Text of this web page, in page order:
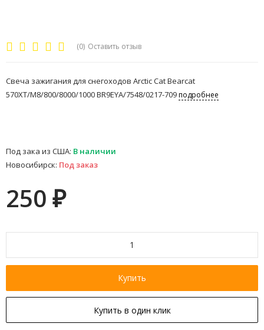
(0) Оставить отзыв
Свеча зажигания для снегоходов Arctic Cat Bearcat
570XT/M8/800/8000/1000 BR9EYA/7548/0217-709подробнее
Под зака из США: В наличии
Новосибирск: Под заказ
250 ₽
Купить
Купить в один клик